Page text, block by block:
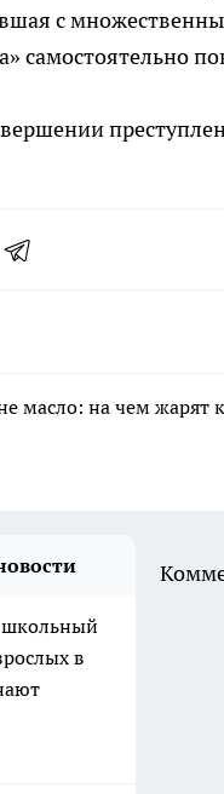
с
самостоятельно
масло: на чем жарят
в